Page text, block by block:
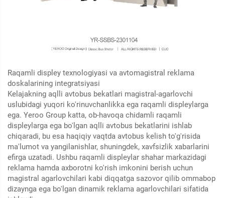
Raqamli displey texnologiyasi va avtomagistral reklama
doskalarining integratsiyasi
Kelajakning aqlli avtobus bekatlari magistral-agarlovchi
uslubidagi yuqori ko'rinuvchanlikka ega raqamli displeylarga
ega. Yeroo Group katta, ob-havoqa chidamli raqamli
displeylarga ega bo'lgan aqlli avtobus bekatlarini ishlab
chiqaradi, bu esa haqiqiy vaqtda avtobus kelish to'g'risida
ma'lumot va yangilanishlar, shuningdek, xavfsizlik xabarlarini
efirga uzatadi. Ushbu raqamli displeylar shahar markazidagi
reklama hamda axborotni ko'rish imkonini berish uchun
magistral agarlovchilari kabi diqqatga sazovor qilib ommabop
dizaynga ega bo'lgan dinamik reklama agarlovchilari sifatida